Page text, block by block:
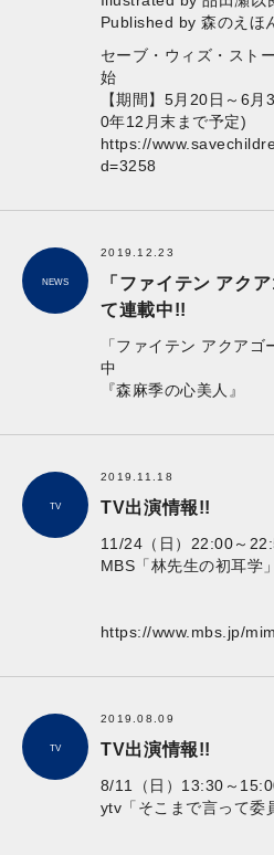
Published by 森のえほ
セーブ・ウィズ・スト
始
【期間】5月20日～6
0年12月末まで予定)
https://
d=3258
NEWS
2019.12.23
「ファイテン アク
て連載中!!
「ファイテン アクア
中
『森麻季の心美人』
TV
2019.11.18
TV出演情報!!
11/24（日）22:00～
MBS「林先生の初耳学」
https://www.mbs.jp/
TV
2019.08.09
TV出演情報!!
8/11（日）13:30～
ytv「そこまで言って委